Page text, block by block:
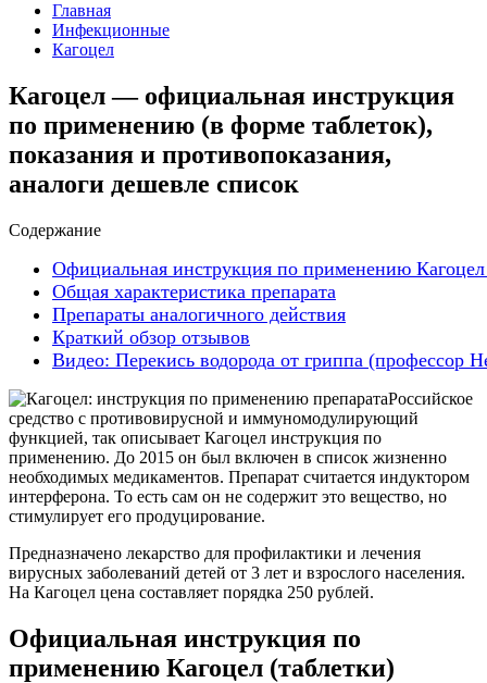
Главная
Инфекционные
Кагоцел
Кагоцел — официальная инструкция
по применению (в форме таблеток),
показания и противопоказания,
аналоги дешевле список
Содержание
Официальная инструкция по применению Кагоцел
Общая характеристика препарата
Препараты аналогичного действия
Краткий обзор отзывов
Видео: Перекись водорода от гриппа (профессор
Российское
средство с противовирусной и иммуномодулирующий
функцией, так описывает Кагоцел инструкция по
применению. До 2015 он был включен в список жизненно
необходимых медикаментов. Препарат считается индуктором
интерферона. То есть сам он не содержит это вещество, но
стимулирует его продуцирование.
Предназначено лекарство для профилактики и лечения
вирусных заболеваний детей от 3 лет и взрослого населения.
На Кагоцел цена составляет порядка 250 рублей.
Официальная инструкция по
применению Кагоцел (таблетки)